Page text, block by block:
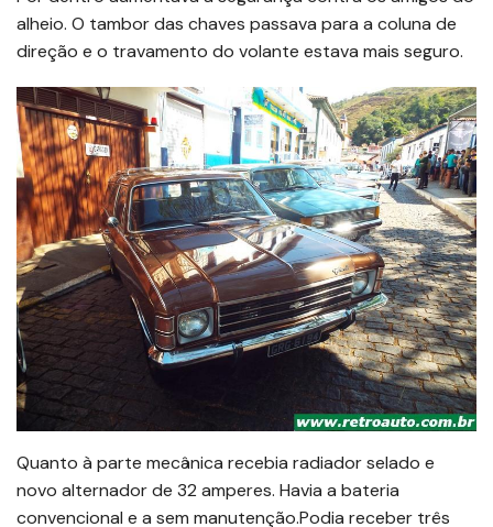
alheio. O tambor das chaves passava para a coluna de
direção e o travamento do volante estava mais seguro.
Quanto à parte mecânica recebia radiador selado e
novo alternador de 32 amperes. Havia a bateria
convencional e a sem manutenção.Podia receber três